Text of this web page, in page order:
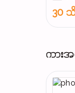
30
ကားအရ